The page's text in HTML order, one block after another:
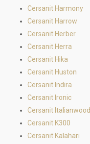
Cersanit Harmony
Cersanit Harrow
Cersanit Herber
Cersanit Herra
Cersanit Hika
Cersanit Huston
Cersanit Indira
Cersanit Ironic
Cersanit Italianwood
Cersanit K300
Cersanit Kalahari